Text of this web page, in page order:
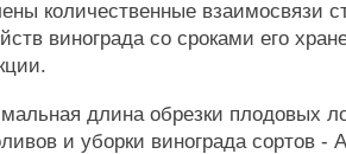
количественные взаимосвязи
винограда со сроками его
длина обрезки плодовых
и уборки винограда сортов